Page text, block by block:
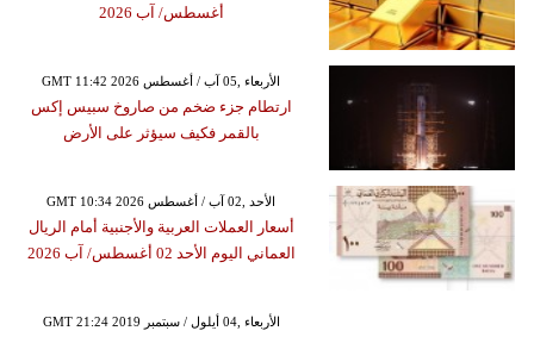
أغسطس/ آب 2026
GMT 11:42 2026 الأربعاء ,05 آب / أغسطس
ارتطام جزء ضخم من صاروخ سبيس إكس
بالقمر فكيف سيؤثر على الأرض
GMT 10:34 2026 الأحد ,02 آب / أغسطس
أسعار العملات العربية والأجنبية أمام الريال
العماني اليوم الأحد 02 أغسطس/ آب 2026
GMT 21:24 2019 الأربعاء ,04 أيلول / سبتمبر